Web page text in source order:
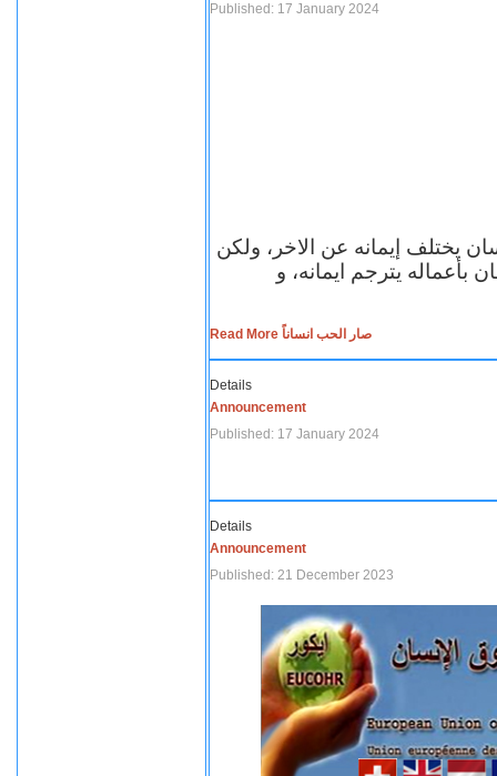
Published: 17 January 2024
يختلف إيمانه عن الاخر، ولكن
بأعماله يترجم ايمانه، و
Read More صار الحب انساناً
Details
Announcement
Published: 17 January 2024
Details
Announcement
Published: 21 December 2023